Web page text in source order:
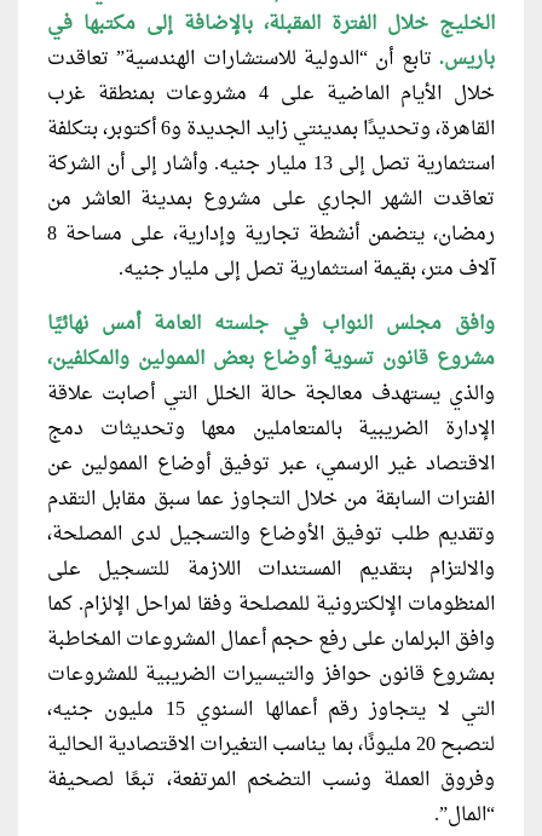
الخليج خلال الفترة المقبلة، بالإضافة إلى مكتبها في
باريس. تابع أن “الدولية للاستشارات الهندسية” تعاقدت
خلال الأيام الماضية على 4 مشروعات بمنطقة غرب
القاهرة، وتحديدًا بمدينتي زايد الجديدة و6 أكتوبر، بتكلفة
استثمارية تصل إلى 13 مليار جنيه. وأشار إلى أن الشركة
تعاقدت الشهر الجاري على مشروع بمدينة العاشر من
رمضان، يتضمن أنشطة تجارية وإدارية، على مساحة 8
آلاف متر، بقيمة استثمارية تصل إلى مليار جنيه.
وافق مجلس النواب في جلسته العامة أمس نهائيًا
مشروع قانون تسوية أوضاع بعض الممولين والمكلفين،
والذي يستهدف معالجة حالة الخلل التي أصابت علاقة
الإدارة الضريبية بالمتعاملين معها وتحديثات دمج
الاقتصاد غير الرسمي، عبر توفيق أوضاع الممولين عن
الفترات السابقة من خلال التجاوز عما سبق مقابل التقدم
وتقديم طلب توفيق الأوضاع والتسجيل لدى المصلحة،
والالتزام بتقديم المستندات اللازمة للتسجيل على
المنظومات الإلكترونية للمصلحة وفقا لمراحل الإلزام. كما
وافق البرلمان على رفع حجمأعمال المشروعات المخاطبة
بمشروع قانون حوافز والتيسيرات الضريبية للمشروعات
التي لا يتجاوز رقم أعمالها السنوي 15 مليون جنيه،
لتصبح 20 مليونًا، بما يناسب التغيرات الاقتصادية الحالية
وفروق العملة ونسب التضخم المرتفعة، تبعًا لصحيفة
“المال”.